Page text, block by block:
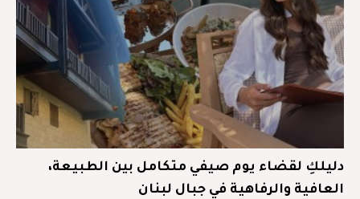
دليلكِ لقضاء يوم صيفي متكامل بين الطبيعة،
العافية والرفاهية في جبال لبنان